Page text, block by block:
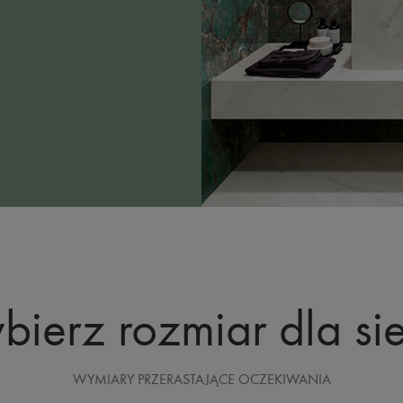
rozmiar dla
WYMIARY PRZERASTAJĄCE OCZEKIWANIA